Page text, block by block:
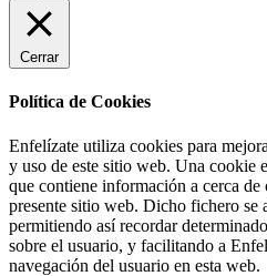
Cerrar
Política de Cookies
Enfelízate utiliza cookies para
y uso de este sitio web. Una cookie
que contiene información a cerca
presente sitio web. Dicho fichero se
permitiendo así recordar
sobre el usuario, y facilitando a
navegación del usuario en esta web.